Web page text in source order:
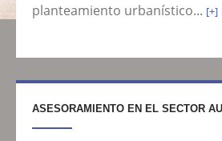
planteamiento urbanístico... [+]
ASESORAMIENTO EN EL SECTOR